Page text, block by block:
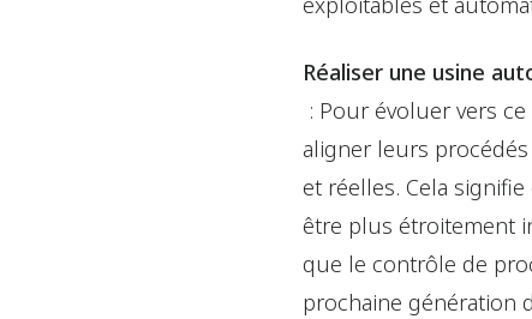
Réaliser une usine
: Pour évoluer vers
aligner leurs
et réelles. Cela
être plus étroitement
que le contrôle de
prochaine génération